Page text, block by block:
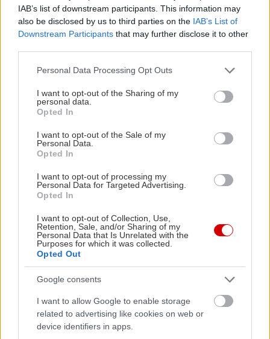
IAB’s list of downstream participants. This information may
also be disclosed by us to third parties on the IAB’s List of
Downstream Participants that may further disclose it to other
Please note that this website/app uses one or more Google
not limited to your visit or usage behaviour. You may click to
grant or deny consent to Google and its third-party tags to
use your data for below specified purposes in below Google
consent section.
Personal Data Processing Opt Outs
I want to opt-out of the Sharing of my
personal data.
Opted In
I want to opt-out of the Sale of my
Personal Data.
Opted In
I want to opt-out of processing my
Personal Data for Targeted Advertising.
Opted In
I want to opt-out of Collection, Use,
Retention, Sale, and/or Sharing of my
Personal Data that Is Unrelated with the
Purposes for which it was collected.
Opted Out
Google consents
I want to allow Google to enable storage
related to advertising like cookies on web or
device identifiers in apps.
Μόντρεαλ, 1976: Το «τέλειο δεκάρι» της Νάντια
H Ρουμάνα Νάντια Κομανέτσι πραγματοποιεί
εκπληκτική εμφάνιση στους Ολυμπιακούς Αγώνες
του Μόντρεαλ και καταφέρνει να αποσπάσει το
πρώτο "τέλειο δεκάρι" των κριτών, στην ιστορία
της ενόργανης γυμναστικής. Η ηλικία της τότε; 14